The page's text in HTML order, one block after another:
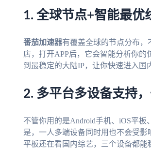
1. 全球节点+智能最优
番茄加速器有覆盖全球的节点分布，
店，打开APP后，它会智能分析你
到最稳定的大陆IP，让你快速进入国
2. 多平台多设备支持
不管你用的是Android手机、iOS平板
是，一人多端设备同时用也不会受
平板还在看国内综艺，三个设备都能